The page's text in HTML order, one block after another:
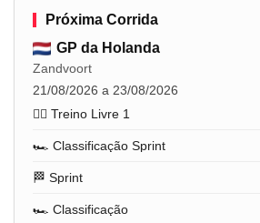
Próxima Corrida
GP da Holanda
Zandvoort
21/08/2026 a 23/08/2026
🏋️‍♂️ Treino Livre 1
🏎️ Classificação Sprint
🏁 Sprint
🏎️ Classificação